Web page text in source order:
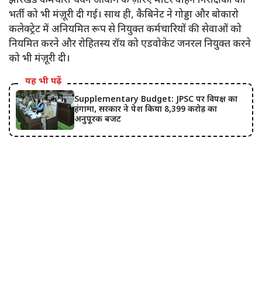
भर्ती को भी मंज़ूरी दी गई। साथ ही, कैबिनेट ने गोड्डा और बोकारो
कलेक्ट्रेट में अनियमित रूप से नियुक्त कर्मचारियों की सेवाओं को
नियमित करने और रोहितस्य रॉय को एडवोकेट जनरल नियुक्त करने
को भी मंज़ूरी दी।
यह भी पढ़ें
Supplementary Budget: JPSC पर विपक्ष का
हंगामा, सरकार ने पेश किया 8,399 करोड़ का
अनुपूरक बजट